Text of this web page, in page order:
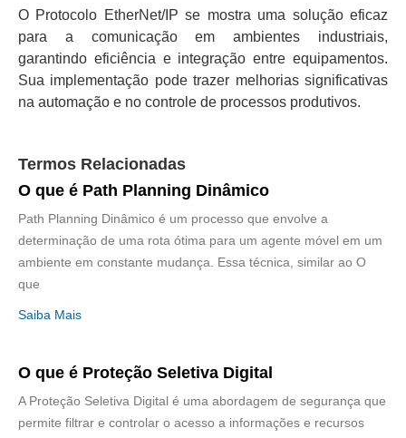
O Protocolo EtherNet/IP se mostra uma solução eficaz
para a comunicação em ambientes industriais,
garantindo eficiência e integração entre equipamentos.
Sua implementação pode trazer melhorias significativas
na automação e no controle de processos produtivos.
Termos Relacionadas
O que é Path Planning Dinâmico
Path Planning Dinâmico é um processo que envolve a
determinação de uma rota ótima para um agente móvel em um
ambiente em constante mudança. Essa técnica, similar ao O
que
Saiba Mais
O que é Proteção Seletiva Digital
A Proteção Seletiva Digital é uma abordagem de segurança que
permite filtrar e controlar o acesso a informações e recursos